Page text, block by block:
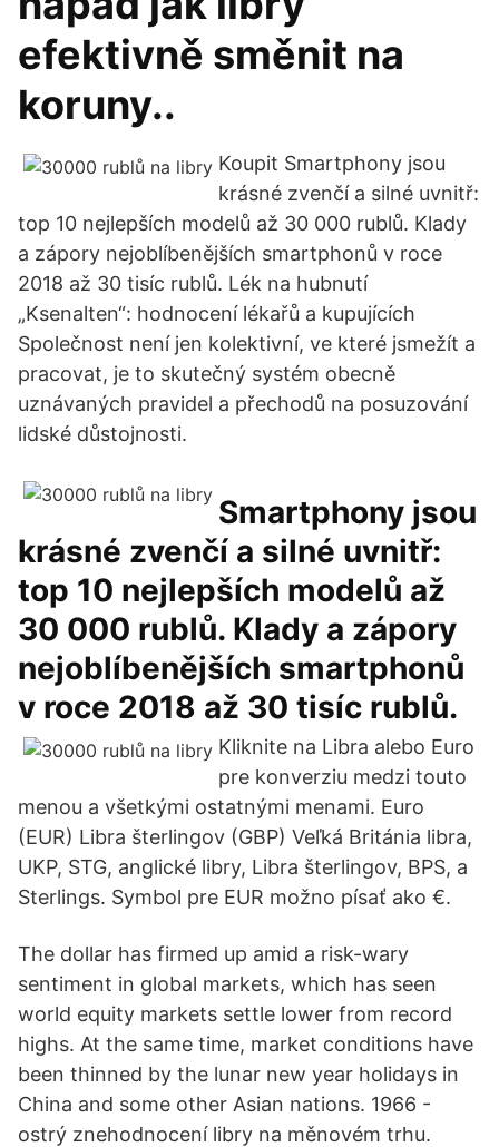
efektivně směnit na
koruny..
Koupit Smartphony jsou
krásné zvenčí a silné uvnitř:
top 10 nejlepších modelů až 30 000 rublů. Klady
a zápory nejoblíbenějších smartphonů v roce
2018 až 30 tisíc rublů. Lék na hubnutí
„Ksenalten“: hodnocení lékařů a kupujících
Společnost není jen kolektivní, ve které jsmežít a
pracovat, je to skutečný systém obecně
uznávaných pravidel a přechodů na posuzování
lidské důstojnosti.
Smartphony jsou
krásné zvenčí a silné uvnitř:
top 10 nejlepších modelů až
30 000 rublů. Klady a zápory
nejoblíbenějších smartphonů
v roce 2018 až 30 tisíc rublů.
Kliknite na Libra alebo Euro
pre konverziu medzi touto
menou a všetkými ostatnými menami. Euro
(EUR) Libra šterlingov (GBP) Veľká Británia libra,
UKP, STG, anglické libry, Libra šterlingov, BPS, a
Sterlings. Symbol pre EUR možno písať ako €.
The dollar has firmed up amid a risk-wary
sentiment in global markets, which has seen
world equity markets settle lower from record
highs. At the same time, market conditions have
been thinned by the lunar new year holidays in
China and some other Asian nations. 1966 -
ostrý znehodnocení libry na měnovém trhu.